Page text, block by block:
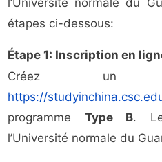
l’Université normale du
étapes ci-dessous:
Étape 1: Inscription en
Créez un
https://
programme Type B.
l’Université normale du